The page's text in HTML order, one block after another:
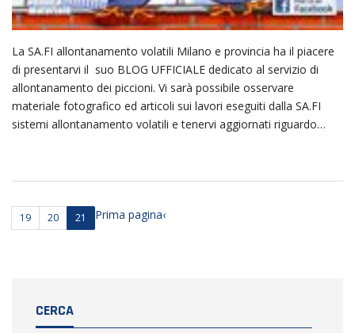
La SA.FI allontanamento volatili Milano e provincia ha il piacere
di presentarvi il suo BLOG UFFICIALE dedicato al servizio di
allontanamento dei piccioni. Vi sarà possibile osservare
materiale fotografico ed articoli sui lavori eseguiti dalla SA.FI
sistemi allontanamento volatili e tenervi aggiornati riguardo…
Prima pagina‹
19 20 21
CERCA